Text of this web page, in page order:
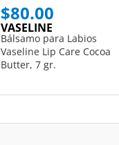
$80.00
VASELINE
Bálsamo para Labios
Vaseline Lip Care Cocoa
Butter, 7 gr.